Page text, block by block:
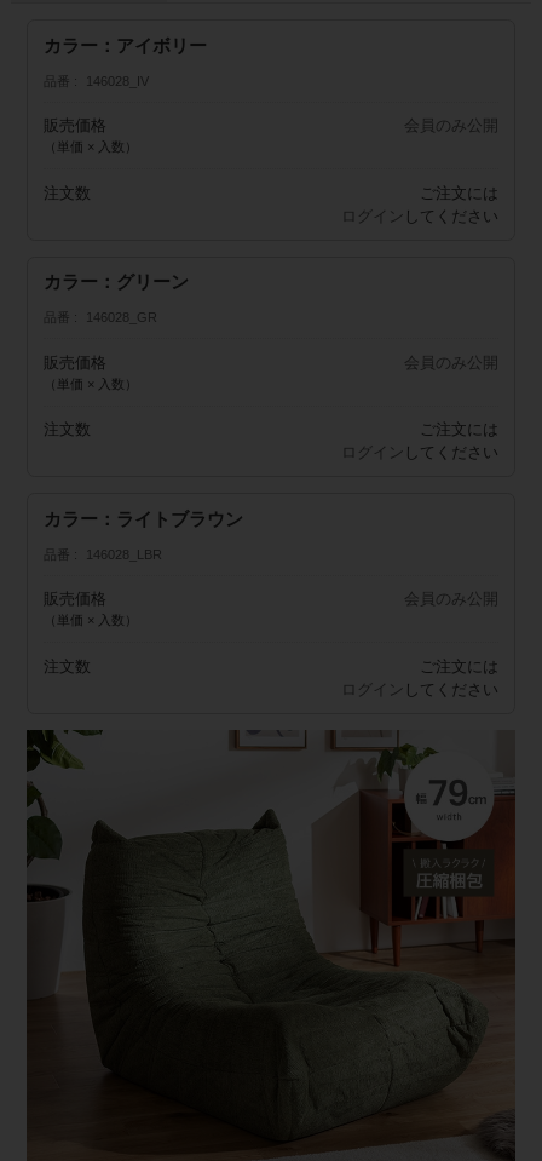
カラー：アイボリー
品番 146028_IV
販売価格
（単価 × 入数）
会員のみ公開
注文数
ご注文には
ログイン してください
カラー：グリーン
品番 146028_GR
販売価格
（単価 × 入数）
会員のみ公開
注文数
ご注文には
ログイン してください
カラー：ライトブラウン
品番 146028_LBR
販売価格
（単価 × 入数）
会員のみ公開
注文数
ご注文には
ログイン してください